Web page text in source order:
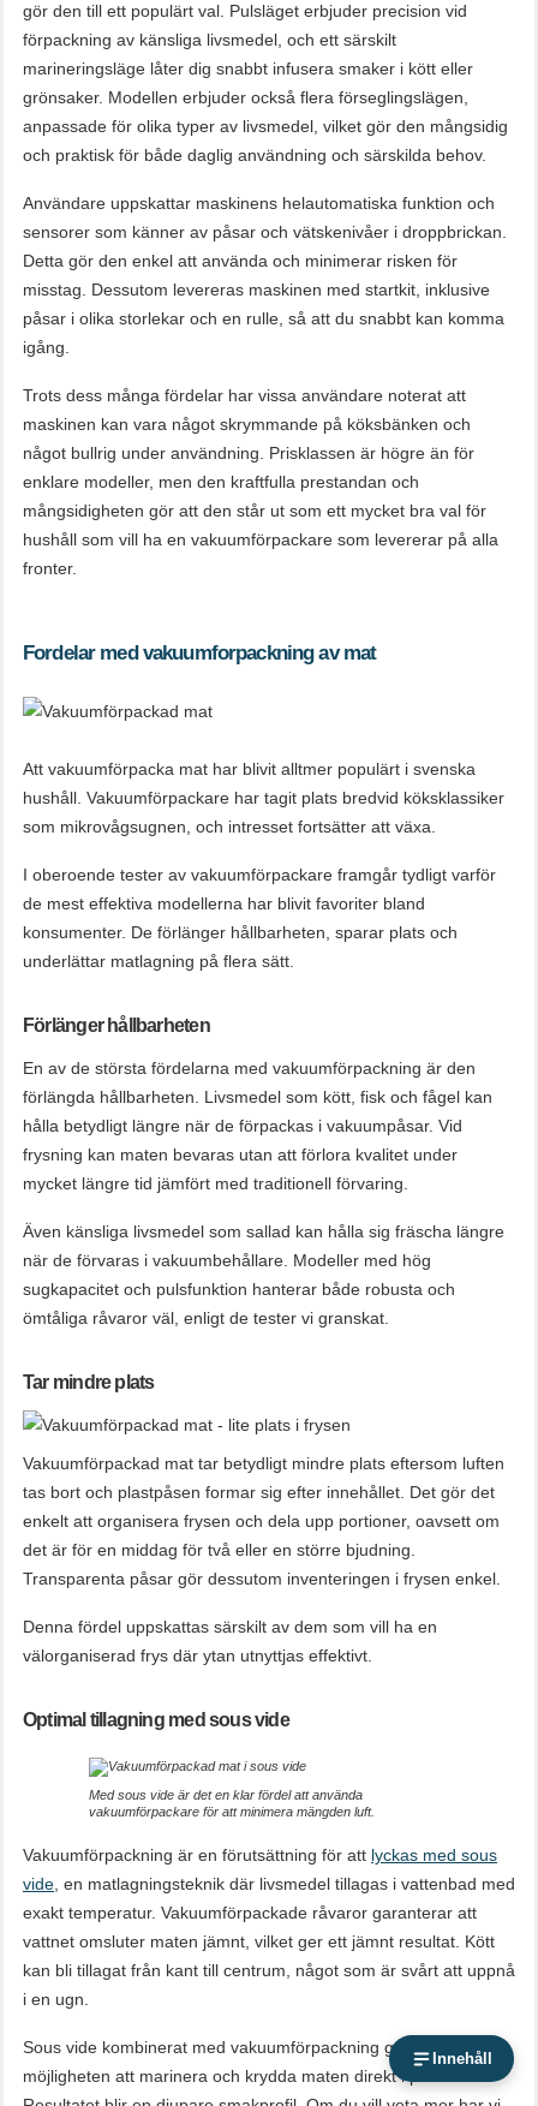
gör den till ett populärt val. Pulsläget erbjuder precision vid
förpackning av känsliga livsmedel, och ett särskilt
marineringsläge låter dig snabbt infusera smaker i kött eller
grönsaker. Modellen erbjuder också flera förseglingslägen,
anpassade för olika typer av livsmedel, vilket gör den mångsidig
och praktisk för både daglig användning och särskilda behov.
Användare uppskattar maskinens helautomatiska funktion och
sensorer som känner av påsar och vätskenivåer i droppbrickan.
Detta gör den enkel att använda och minimerar risken för
misstag. Dessutom levereras maskinen med startkit, inklusive
påsar i olika storlekar och en rulle, så att du snabbt kan komma
igång.
Trots dess många fördelar har vissa användare noterat att
maskinen kan vara något skrymmande på köksbänken och
något bullrig under användning. Prisklassen är högre än för
enklare modeller, men den kraftfulla prestandan och
mångsidigheten gör att den står ut som ett mycket bra val för
hushåll som vill ha en vakuumförpackare som levererar på alla
fronter.
Fordelar med vakuumforpackning av mat
Att vakuumförpacka mat har blivit alltmer populärt i svenska
hushåll. Vakuumförpackare har tagit plats bredvid köksklassiker
som mikrovågsugnen, och intresset fortsätter att växa.
I oberoende tester av vakuumförpackare framgår tydligt varför
de mest effektiva modellerna har blivit favoriter bland
konsumenter. De förlänger hållbarheten, sparar plats och
underlättar matlagning på flera sätt.
Förlänger hållbarheten
En av de största fördelarna med vakuumförpackning är den
förlängda hållbarheten. Livsmedel som kött, fisk och fågel kan
hålla betydligt längre när de förpackas i vakuumpåsar. Vid
frysning kan maten bevaras utan att förlora kvalitet under
mycket längre tid jämfört med traditionell förvaring.
Även känsliga livsmedel som sallad kan hålla sig fräscha längre
när de förvaras i vakuumbehållare. Modeller med hög
sugkapacitet och pulsfunktion hanterar både robusta och
ömtåliga råvaror väl, enligt de tester vi granskat.
Tar mindre plats
Vakuumförpackad mat tar betydligt mindre plats eftersom luften
tas bort och plastpåsen formar sig efter innehållet. Det gör det
enkelt att organisera frysen och dela upp portioner, oavsett om
det är för en middag för två eller en större bjudning.
Transparenta påsar gör dessutom inventeringen i frysen enkel.
Denna fördel uppskattas särskilt av dem som vill ha en
välorganiserad frys där ytan utnyttjas effektivt.
Optimal tillagning med sous vide
Med sous vide är det en klar fördel att använda
vakuumförpackare för att minimera mängden luft.
Vakuumförpackning är en förutsättning för att lyckas med sous
vide , en matlagningsteknik där livsmedel tillagas i vattenbad med
exakt temperatur. Vakuumförpackade råvaror garanterar att
vattnet omsluter maten jämnt, vilket ger ett jämnt resultat. Kött
kan bli tillagat från kant till centrum, något som är svårt att uppnå
i en ugn.
Sous vide kombinerat med vakuumförpackning ger också
möjligheten att marinera och krydda maten direkt i påsen.
Innehåll